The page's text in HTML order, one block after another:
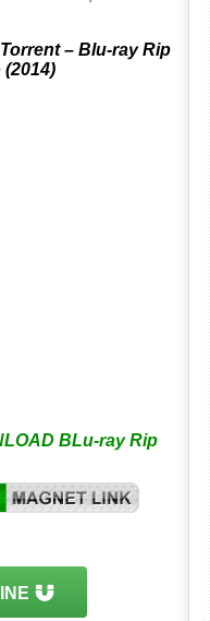
– Blu-ray Rip
BLu-ray Rip